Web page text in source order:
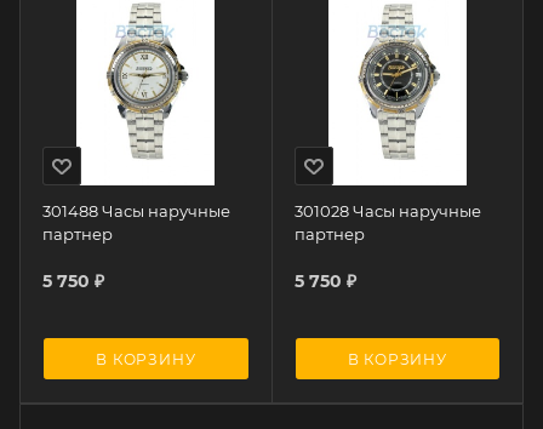
301488 Часы наручные
партнер
5 750 ₽
В КОРЗИНУ
301028 Часы наручные
партнер
5 750 ₽
В КОРЗИНУ